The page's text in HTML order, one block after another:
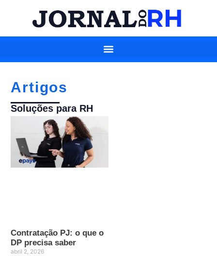
Artigos
Soluções para RH
Contratação PJ: o que o
DP precisa saber
abril 2, 2026